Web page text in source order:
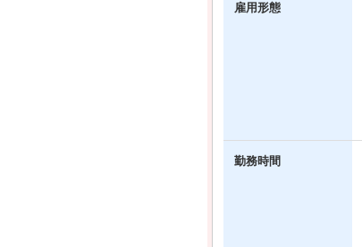
雇用形態
勤務時間